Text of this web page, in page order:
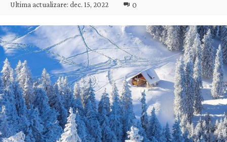
Ultima actualizare: dec. 15, 2022 0